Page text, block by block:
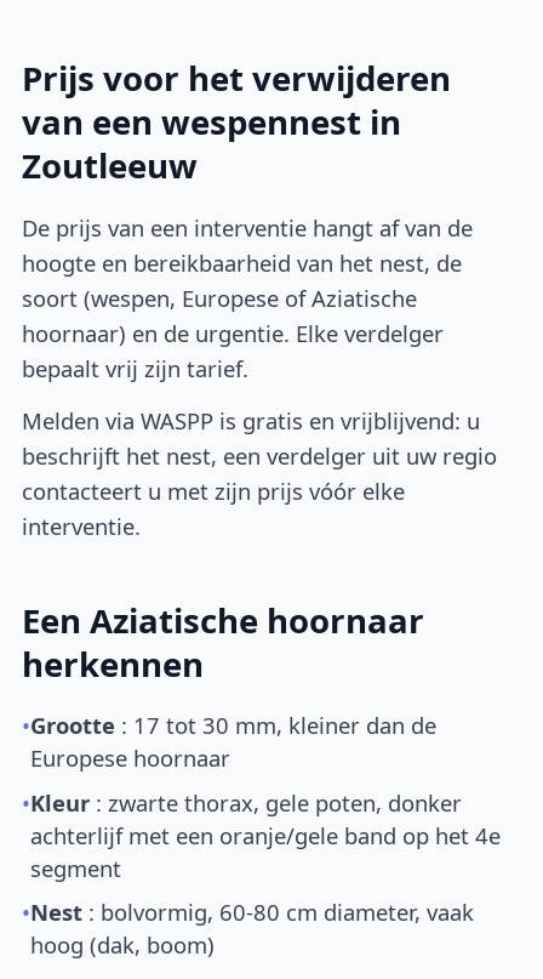
Prijs voor het verwijderen
van een wespennest in
Zoutleeuw
De prijs van een interventie hangt af van de
hoogte en bereikbaarheid van het nest, de
soort (wespen, Europese of Aziatische
hoornaar) en de urgentie. Elke verdelger
bepaalt vrij zijn tarief.
Melden via WASPP is gratis en vrijblijvend: u
beschrijft het nest, een verdelger uit uw regio
contacteert u met zijn prijs vóór elke
interventie.
Een Aziatische hoornaar
herkennen
•Grootte : 17 tot 30 mm, kleiner dan de
Europese hoornaar
•Kleur : zwarte thorax, gele poten, donker
achterlijf met een oranje/gele band op het 4e
segment
•Nest : bolvormig, 60-80 cm diameter, vaak
hoog (dak, boom)